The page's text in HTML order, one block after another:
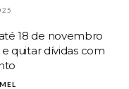
18 de novembro
quitar dívidas com